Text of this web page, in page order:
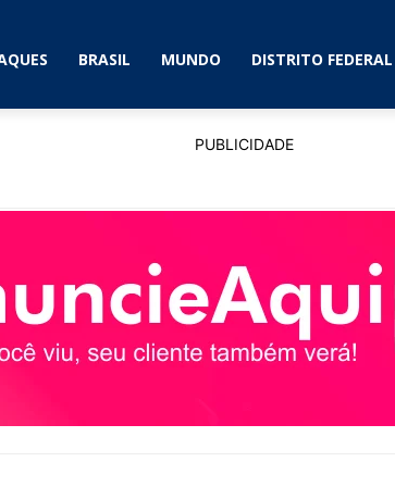
BRASIL MUNDO DISTRITO FEDERAL
PUBLICIDADE